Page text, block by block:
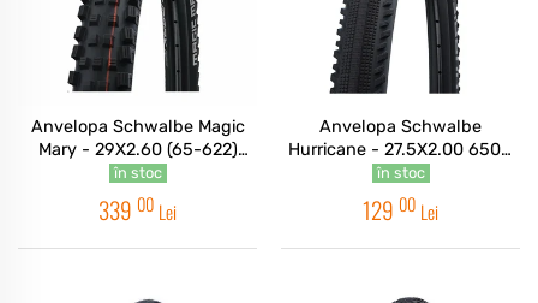
Anvelopa Schwalbe Magic
Mary - 29X2.60 (65-622)
HS447 B/B-SK, SUPER
TRAIL, ADDIX SOFT - TLE
Pliabil
în stoc
339 00 Lei
Anvelopa Schwalbe
Hurricane - 27.5X2.00 650B
(50-584) HS499 B/B-SK
ADDIX - Sarma
în stoc
129 00 Lei